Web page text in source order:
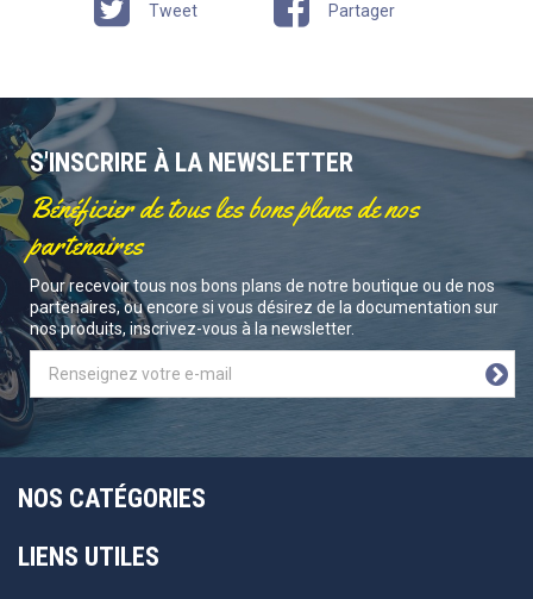
Tweet Partager
S'INSCRIRE À LA NEWSLETTER
Bénéficier de tous les bons plans de nos
partenaires
Pour recevoir tous nos bons plans de notre boutique ou de nos
partenaires, ou encore si vous désirez de la documentation sur
nos produits, inscrivez-vous à la newsletter.
NOS CATÉGORIES
LIENS UTILES